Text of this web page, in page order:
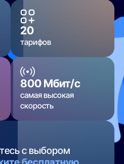
20
тарифов
800 Мбит/с
самая высокая
скорость
с выбором